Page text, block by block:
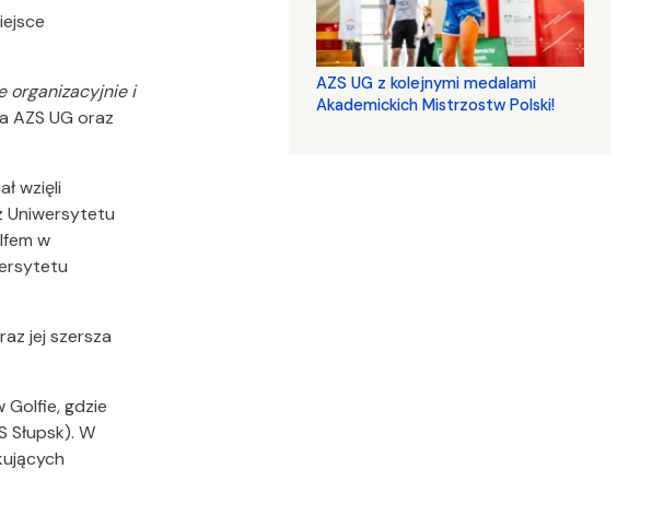
organizacyjnie i
AZS UG oraz
wzięli
Uniwersytetu
w
jej szersza
Golfie, gdzie
W
AZS UG z kolejnymi medalami
Akademickich Mistrzostw Polski!